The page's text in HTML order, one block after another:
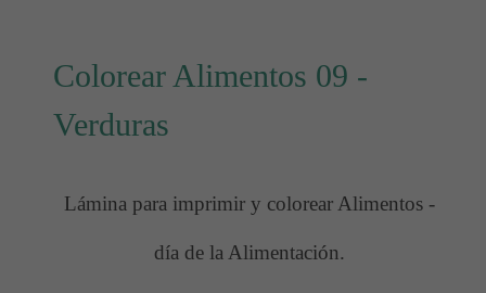
Colorear Alimentos 09 -
Verduras
Lámina para imprimir y colorear Alimentos -
día de la Alimentación.